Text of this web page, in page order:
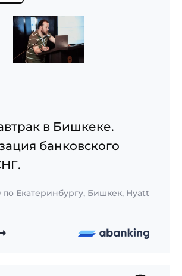
в Бишкеке.
банковского
по Екатеринбургу, Бишкек, Hyatt